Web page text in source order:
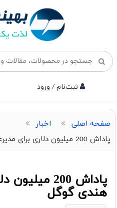
ثبت‌نام / ورود
صفحه اصلی
اخبار
پاداش 200 میلیون دلاری برای مدیرعامل هندی گوگل
پاداش 200
هندی گوگل